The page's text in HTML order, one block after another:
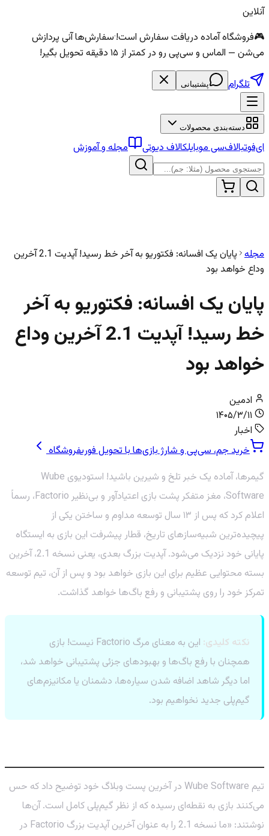
آنلاین
🎮فروشگاه آماده دریافت سفارش است!·سفارش‌ها آنی پردازش
می‌شن — الماس و سی‌پی رو در کمتر از ۱۵ دقیقه تحویل بگیر!
تلگرام پشتیبانی
دسته‌بندی محصولات
ای‌فوتبالاف‌سی موبایلکالاف دیوتی مجله و آموزش
مجله
پایان یک افسانه: فکتوریو به آخر خط رسید! آپدیت 2.1 آخرین
وداع خواهد بود
پایان یک افسانه: فکتوریو به آخر
خط رسید! آپدیت 2.1 آخرین وداع
خواهد بود
ادمین
۱۴۰۵/۳/۱۱
اخبار
خرید جم، سی‌پی و شارژ بازی‌ها با تحویل فوریفروشگاه
گیمرها، آماده یک خبر تلخ و شیرین باشید! استودیوی Wube
Software، مغز متفکر پشت بازی اعتیادآور و بی‌نظیر Factorio، رسماً
اعلام کرد که پس از ۱۳ سال توسعه مداوم و ساختن یکی از
پیچیده‌ترین شبیه‌سازهای تاریخ، قطار پیشرفت این بازی به ایستگاه
پایانی خود نزدیک می‌شود. آپدیت بزرگ بعدی، یعنی نسخه 2.1، آخرین
بسته محتوایی عظیم برای این بازی خواهد بود و پس از آن، تیم توسعه
تمرکز خود را روی پشتیبانی و رفع باگ‌ها خواهد گذاشت.
نکته کلیدی:
این به معنای مرگ Factorio نیست! بازی
همچنان با رفع باگ‌ها و بهبودهای جزئی پشتیبانی خواهد شد،
اما دیگر شاهد اضافه شدن سیاره‌ها، دشمنان یا مکانیزم‌های
گیم‌پلی جدید نخواهیم بود.
تیم Wube Software در آخرین پست وبلاگ خود توضیح داد که حس
می‌کنند بازی به نقطه‌ای رسیده که از نظر گیم‌پلی کامل است. آن‌ها
نوشتند: «ما نسخه 2.1 را به عنوان آخرین آپدیت بزرگ Factorio در